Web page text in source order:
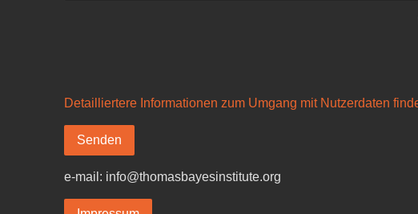
Detailliertere Informationen zum Umgang mit Nutzerdaten
Senden
e-mail: info@thomasbayesinstitute.org